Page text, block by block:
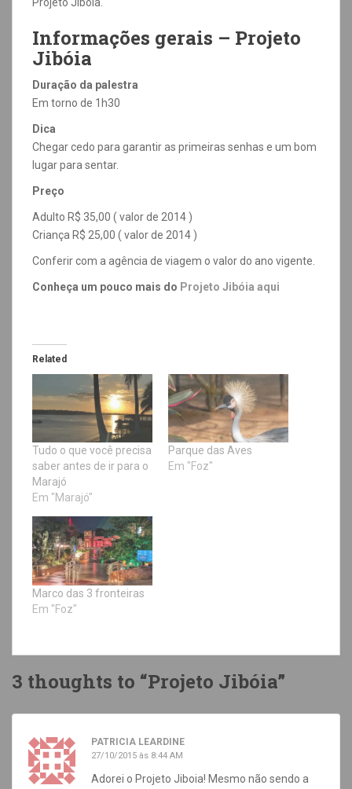
Informações gerais – Projeto
Jibóia
Duração da palestra
Em torno de 1h30
Dica
Chegar cedo para garantir as primeiras senhas e um bom
lugar para sentar.
Preço
Adulto R$ 35,00 ( valor de 2014 )
Criança R$ 25,00 ( valor de 2014 )
Conferir com a agência de viagem o valor do ano vigente.
Conheça um pouco mais do Projeto Jibóia aqui
Related
Tudo o que você precisa
saber antes de ir para o
Marajó
Em "Marajó"
Parque das Aves
Em "Foz"
Marco das 3 fronteiras
Em "Foz"
3 thoughts to “Projeto Jibóia”
PATRICIA LEARDINE
27/10/2015 às 8:44 AM
Adorei o Projeto Jiboia! Mesmo não sendo a